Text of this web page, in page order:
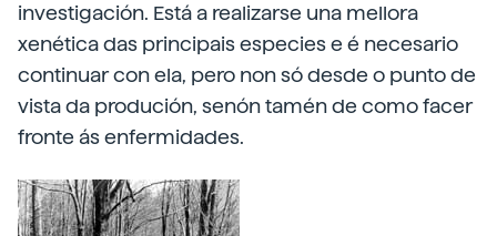
investigación. Está a realizarse una mellora
xenética das principais especies e é necesario
continuar con ela, pero non só desde o punto de
vista da produción, senón tamén de como facer
fronte ás enfermidades.